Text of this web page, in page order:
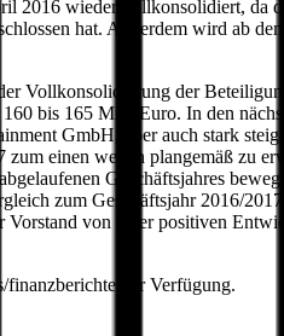
2016 wieder vollkonsolidiert,
hat. Außerdem wird ab
Vollkonsolidierung der
bis 165 Mio. Euro. In den
GmbH, aber auch stark
einen wegen plangemäß zu
Geschäftsjahres
zum Geschäftsjahr 2016/
von einer positiven
finanzberichte zur Verfügung.